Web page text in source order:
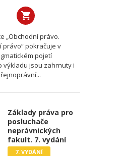
„Obchodní právo.
právo“ pokračuje v
pojetí
výkladu jsou zahrnuty i
Základy práva pro
posluchače
neprávnických
fakult. 7. vydání
7. VYDÁNÍ